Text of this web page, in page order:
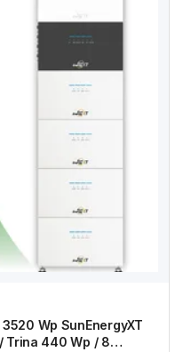
Wp SunEnergyXT
Trina 440 Wp / 8